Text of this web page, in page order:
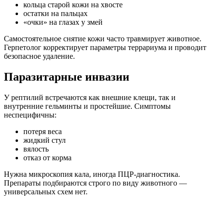
кольца старой кожи на хвосте
остатки на пальцах
«очки» на глазах у змей
Самостоятельное снятие кожи часто травмирует животное.
Герпетолог корректирует параметры террариума и проводит
безопасное удаление.
Паразитарные инвазии
У рептилий встречаются как внешние клещи, так и
внутренние гельминты и простейшие. Симптомы
неспецифичны:
потеря веса
жидкий стул
вялость
отказ от корма
Нужна микроскопия кала, иногда ПЦР-диагностика.
Препараты подбираются строго по виду животного —
универсальных схем нет.